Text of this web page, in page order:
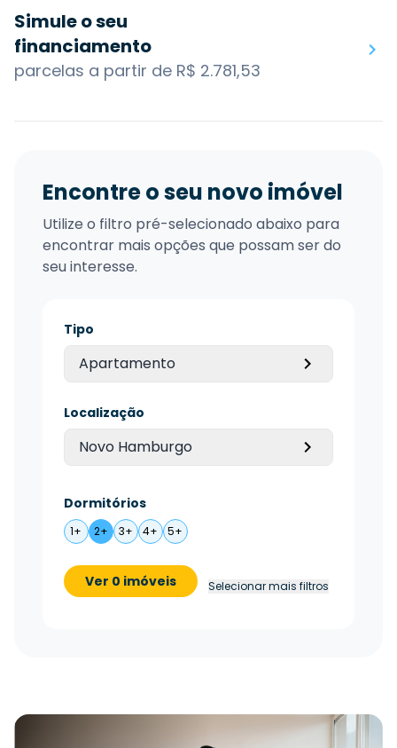
Simule o seu
financiamento
parcelas a partir de R$ 2.781,53
Encontre o seu novo imóvel
Utilize o filtro pré-selecionado abaixo para
encontrar mais opções que possam ser do
seu interesse.
Tipo
Apartamento
Localização
Novo Hamburgo
Dormitórios
1+ 2+ 3+ 4+ 5+
Ver 0 imóveis Selecionar mais filtros